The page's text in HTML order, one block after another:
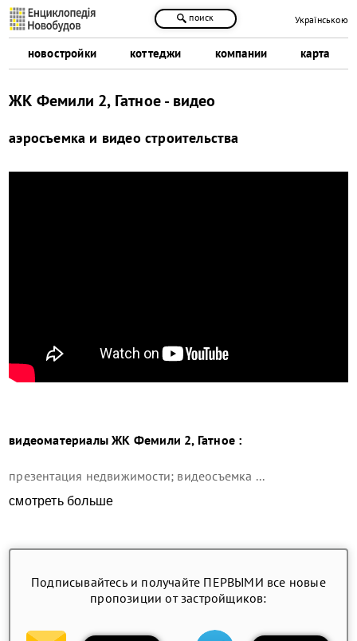
новостройки коттеджи компании карта
поиск Українською
ЖК Фемили 2, Гатное - видео
аэросъемка и видео строительства
видеоматериалы ЖК Фемили 2, Гатное :
презентация недвижимости; видеосъемка ...
смотреть больше
Подписывайтесь и получайте ПЕРВЫМИ все новые
пропозиции от застройщиков: